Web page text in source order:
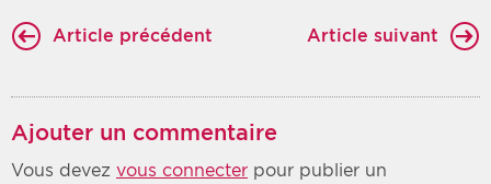
Article précédent Article suivant
Ajouter un commentaire
Vous devez vous connecter pour publier un